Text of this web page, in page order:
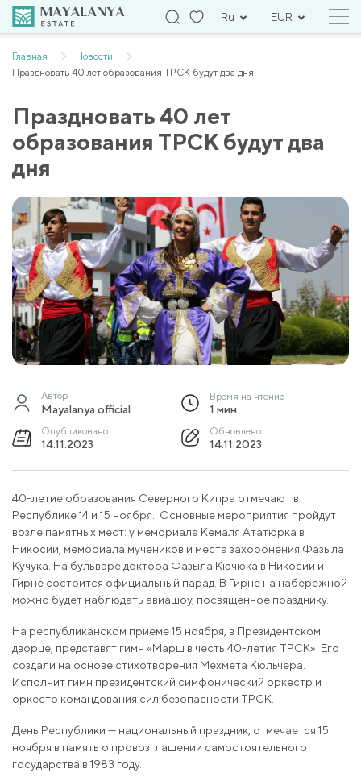
Ru EUR
Главная
Новости
Праздновать 40 лет образования ТРСК будут два дня
Праздновать 40 лет
образования ТРСК будут два
дня
Автор
Mayalanya official
Время на чтение
1 мин
Опубликовано
14.11.2023
Обновлено
14.11.2023
40-летие образования Северного Кипра отмечают в
Республике 14 и 15 ноября. Основные мероприятия пройдут
возле памятных мест: у мемориала Кемаля Ататюрка в
Никосии, мемориала мучеников и места захоронения Фазыла
Кучука. На бульваре доктора Фазыла Кючюка в Никосии и
Гирне состоится официальный парад. В Гирне на набережной
можно будет наблюдать авиашоу, посвященное празднику.
На республиканском приеме 15 ноября, в Президентском
дворце, представят гимн «Марш в честь 40-летия ТРСК». Его
создали на основе стихотворения Мехмета Кюльчера.
Исполнит гимн президентский симфонический оркестр и
оркестр командования сил безопасности ТРСК.
День Республики — национальный праздник, отмечается 15
ноября в память о провозглашении самостоятельного
государства в 1983 году.